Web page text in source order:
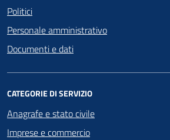
Politici
Personale amministrativo
Documenti e dati
CATEGORIE DI SERVIZIO
Anagrafe e stato civile
Imprese e commercio